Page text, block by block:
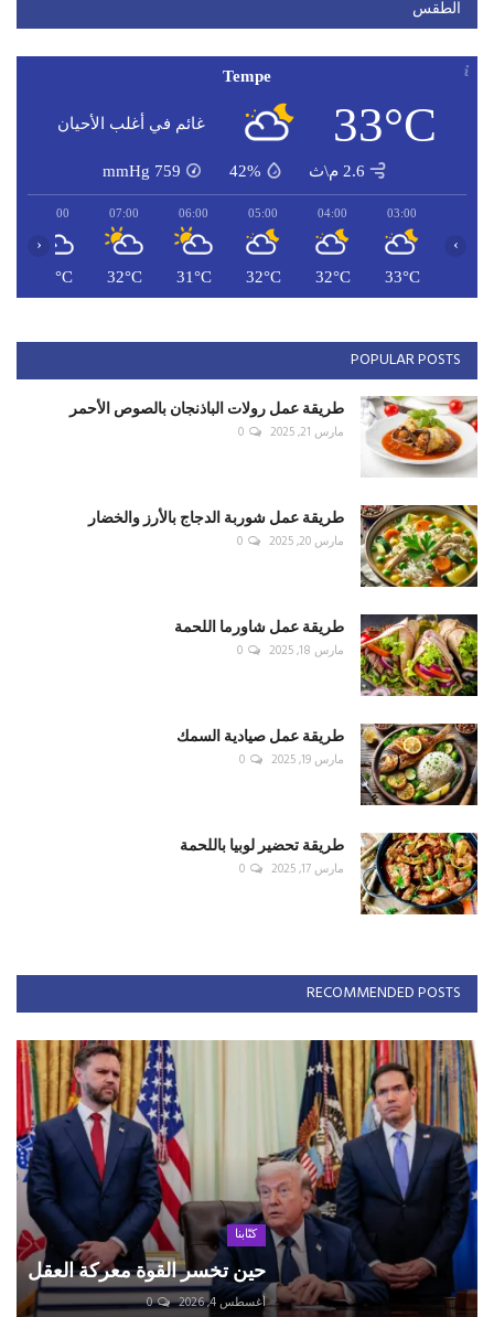
الطقس
Tempe
33°C غائم في أغلب الأحيان
2.6 م\ث 42%
759
mmHg
03:00
33°C
04:00
32°C
05:00
32°C
06:00
31°C
07:00
32°C
08:00
33°C
‹ ›
POPULAR POSTS
طريقة عمل رولات الباذنجان بالصوص الأحمر
مارس 21, 2025 0
طريقة عمل شوربة الدجاج بالأرز والخضار
مارس 20, 2025 0
طريقة عمل شاورما اللحمة
مارس 18, 2025 0
طريقة عمل صيادية السمك
مارس 19, 2025 0
طريقة تحضير لوبيا باللحمة
مارس 17, 2025 0
RECOMMENDED POSTS
كتّابنا
حين تخسر القوة معركة العقل
أغسطس 4, 2026 0